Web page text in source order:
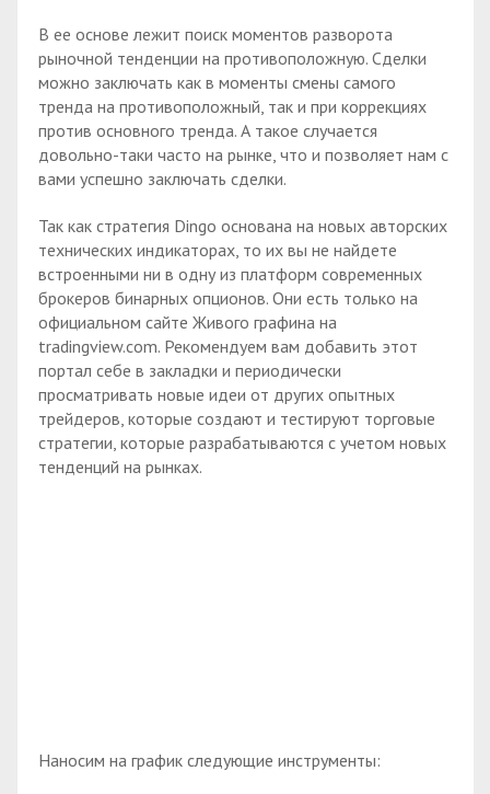
В ее основе лежит поиск моментов разворота
рыночной тенденции на противоположную. Сделки
можно заключать как в моменты смены самого
тренда на противоположный, так и при коррекциях
против основного тренда. А такое случается
довольно-таки часто на рынке, что и позволяет нам с
вами успешно заключать сделки.
Так как стратегия Dingo основана на новых авторских
технических индикаторах, то их вы не найдете
встроенными ни в одну из платформ современных
брокеров бинарных опционов. Они есть только на
официальном сайте Живого графина на
tradingview.com. Рекомендуем вам добавить этот
портал себе в закладки и периодически
просматривать новые идеи от других опытных
трейдеров, которые создают и тестируют торговые
стратегии, которые разрабатываются с учетом новых
тенденций на рынках.
Наносим на график следующие инструменты: